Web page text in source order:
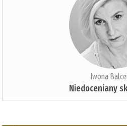
Iwona
Niedoceniany